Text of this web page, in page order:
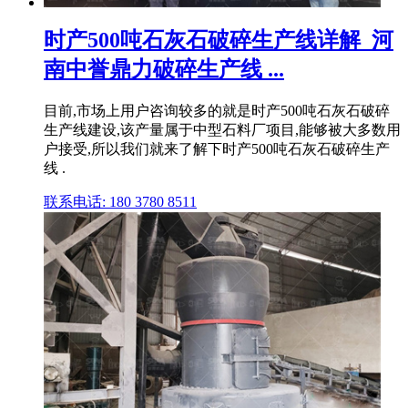
时产500吨石灰石破碎生产线详解_河
南中誉鼎力破碎生产线 ...
目前,市场上用户咨询较多的就是时产500吨石灰石破碎
生产线建设,该产量属于中型石料厂项目,能够被大多数用
户接受,所以我们就来了解下时产500吨石灰石破碎生产
线 .
联系电话: 180 3780 8511